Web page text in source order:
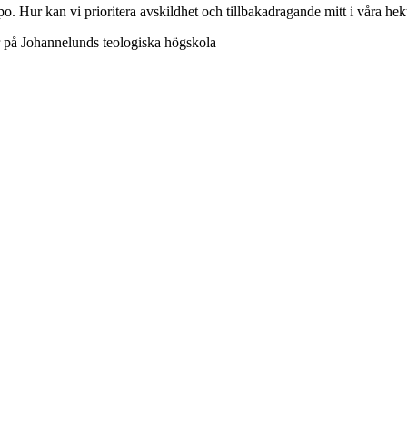
Hur kan vi prioritera avskildhet och tillbakadragande mitt i våra
Johannelunds teologiska högskola